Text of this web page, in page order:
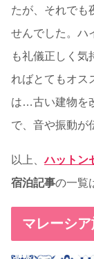
たが、それでも
せんでした。ハ
も礼儀正しく気
ればとてもオス
は…古い建物を
で、音や振動が
以上、ハットン
宿泊記事の一覧
マレーシ